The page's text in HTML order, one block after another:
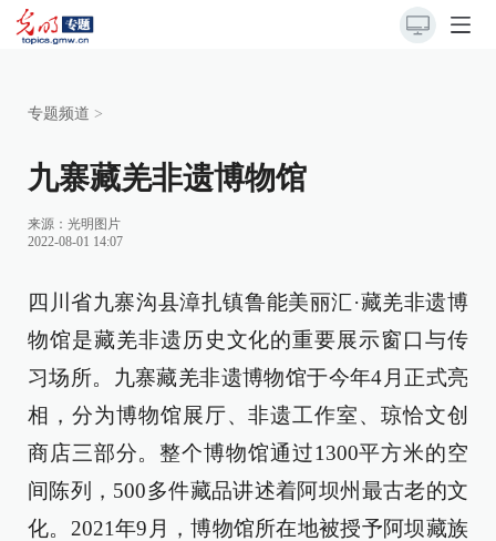
专题频道 >
九寨藏羌非遗博物馆
来源： 光明图片
2022-08-01 14:07
四川省九寨沟县漳扎镇鲁能美丽汇·藏羌非遗博
物馆是藏羌非遗历史文化的重要展示窗口与传
习场所。九寨藏羌非遗博物馆于今年4月正式亮
相，分为博物馆展厅、非遗工作室、琼恰文创
商店三部分。整个博物馆通过1300平方米的空
间陈列，500多件藏品讲述着阿坝州最古老的文
化。2021年9月，博物馆所在地被授予阿坝藏族